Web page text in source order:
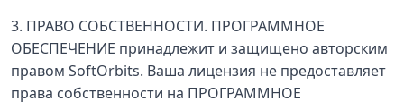
3. ПРАВО СОБСТВЕННОСТИ. ПРОГРАММНОЕ
ОБЕСПЕЧЕНИЕ принадлежит и защищено авторским
правом SoftOrbits. Ваша лицензия не предоставляет
права собственности на ПРОГРАММНОЕ